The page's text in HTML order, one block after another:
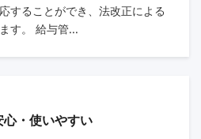
することができ、法改正による
す。 給与管...
・使いやすい